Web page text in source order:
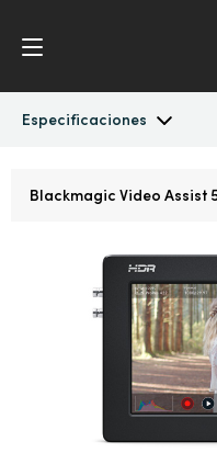
Especificaciones
Blackmagic OS
Representaciones gráficas
Especificaciones
Austria
Brazil
Canada
Blackmagic Video Assist